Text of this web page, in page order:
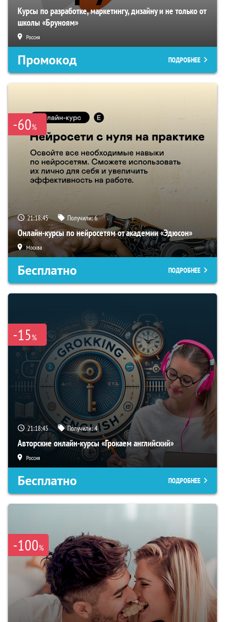
Курсы по разработке, маркетингу, дизайну и не только от
школы «Бруноям»
Россия
Промокод ПОДРОБНЕЕ
-60%
21:18:44 Получили:6
Онлайн-курсы по нейросетям от академии «Эдюсон»
Москва
Бесплатно ПОДРОБНЕЕ
-15%
21:18:44 Получили:4
Авторские онлайн-курсы «Грокаем английский»
Россия
Бесплатно ПОДРОБНЕЕ
-100%